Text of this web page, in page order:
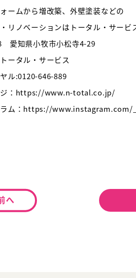
ームから増改築、外壁塗装などの
リノベーションはトータル・サービ
愛知県小牧市小松寺4-29
ータル・サービス
ル:0120-646-889
ジ：https://www.n-total.co.jp/
ラム：https://
へ